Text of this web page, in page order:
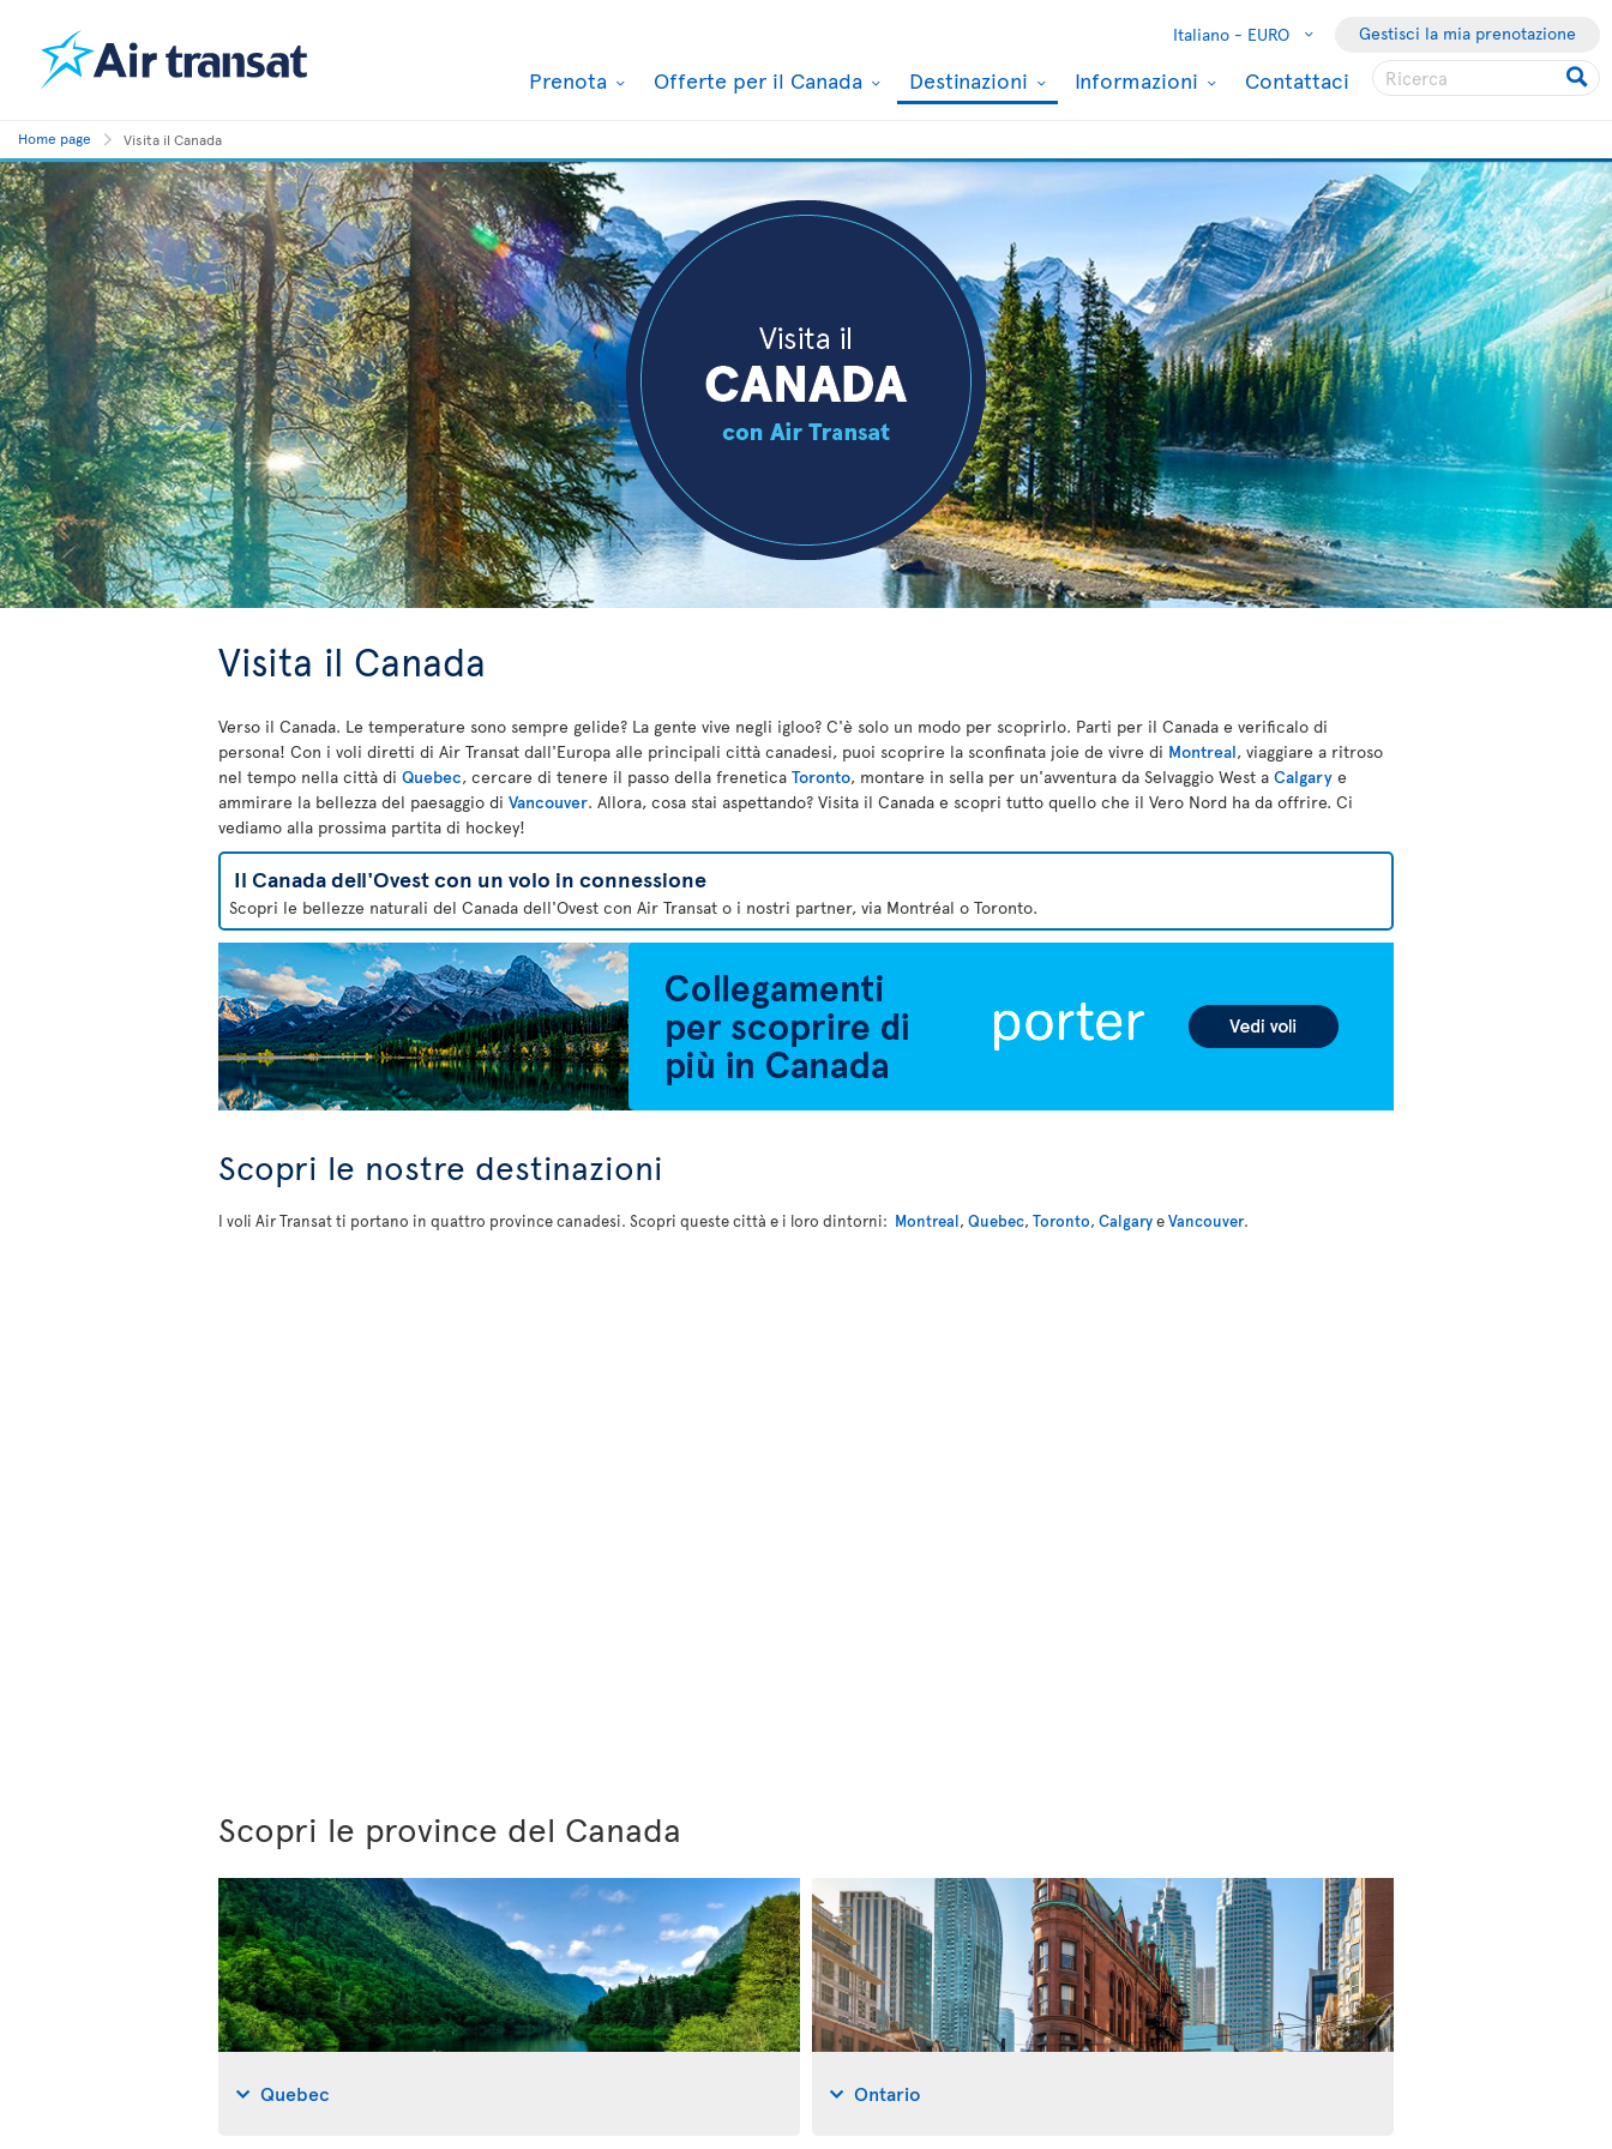
Italiano - EURO Gestisci la mia prenotazione
Prenota Offerte per il Canada Destinazioni Informazioni Contattaci
Home page Visita il Canada
Visita il Canada
Verso il Canada. Le temperature sono sempre gelide? La gente vive negli igloo? C'è solo un modo per scoprirlo. Parti per il Canada e verificalo di
persona! Con i voli diretti di Air Transat dall'Europa alle principali città canadesi, puoi scoprire la sconfinata joie de vivre di Montreal, viaggiare a ritroso
nel tempo nella città di Quebec, cercare di tenere il passo della frenetica Toronto, montare in sella per un'avventura da Selvaggio West a Calgary e
ammirare la bellezza del paesaggio di Vancouver. Allora, cosa stai aspettando? Visita il Canada e scopri tutto quello che il Vero Nord ha da offrire. Ci
vediamo alla prossima partita di hockey!
Il Canada dell'Ovest con un volo in connessione
Scopri le bellezze naturali del Canada dell'Ovest con Air Transat o i nostri partner, via Montréal o Toronto.
Scopri le nostre destinazioni
I voli Air Transat ti portano in quattro province canadesi. Scopri queste città e i loro dintorni: Montreal, Quebec, Toronto, CalgaryeVancouver.
Scopri le province del Canada
Quebec Ontario